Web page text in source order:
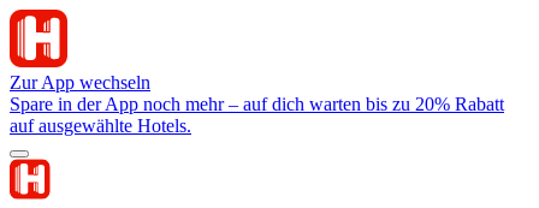
Zur App wechseln
Spare in der App noch mehr – auf dich warten bis zu 20% Rabatt
auf ausgewählte Hotels.